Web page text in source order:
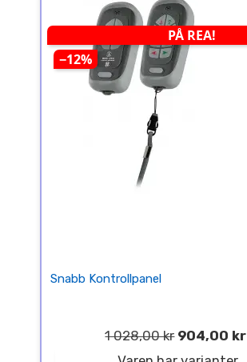
PÅ REA!
−12%
Snabb Kontrollpanel
1 028,00 kr 904,00 kr